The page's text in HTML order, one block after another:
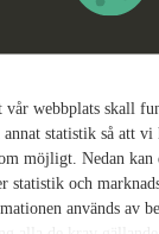
webbplats skall
statistik så att
möjligt. Nedan kan
statistik och
används av